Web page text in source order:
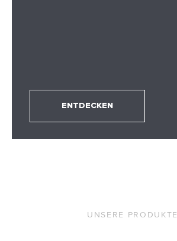
ENTDECKEN
UNSERE PRODUKTE